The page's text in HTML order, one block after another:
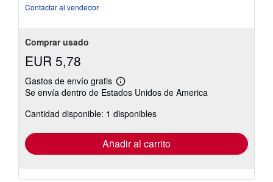
Contactar al vendedor
Comprar usado
EUR 5,78
Gastos de envío gratis
Más
información
las
tarifas
envío
Se envía dentro de Estados Unidos de America
Cantidad disponible: 1 disponibles
Añadir al carrito